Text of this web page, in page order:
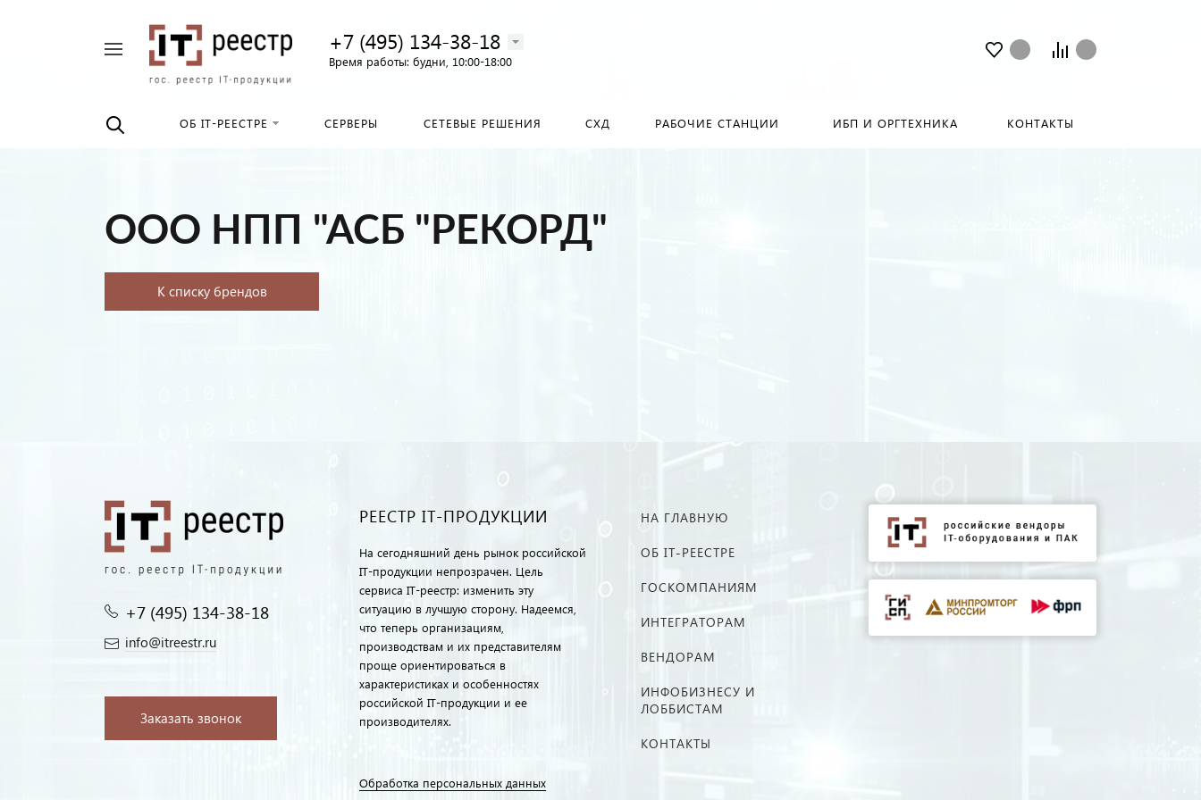
+7 (495) 134-38-18‬
Время работы: будни, 10:00-18:00
ОБ IT-РЕЕСТРЕ СЕРВЕРЫ СЕТЕВЫЕ РЕШЕНИЯ СХД РАБОЧИЕ СТАНЦИИ ИБП И ОРГТЕХНИКА КОНТАКТЫ
ООО НПП "АСБ "РЕКОРД"
К списку брендов
+7 (495) 134-38-18‬
info@itreestr.ru
Заказать звонок
РЕЕСТР IT-ПРОДУКЦИИ
На сегодняшний день рынок российской
IT-продукции непрозрачен. Цель
сервиса IT-реестр: изменить эту
ситуацию в лучшую сторону. Надеемся,
что теперь организациям,
производствам и их представителям
проще ориентироваться в
характеристиках и особенностях
российской IT-продукции и ее
производителях.
Обработка персональных данных
НА ГЛАВНУЮ
ОБ IT-РЕЕСТРЕ
ГОСКОМПАНИЯМ
ИНТЕГРАТОРАМ
ВЕНДОРАМ
ИНФОБИЗНЕСУ И
ЛОББИСТАМ
КОНТАКТЫ